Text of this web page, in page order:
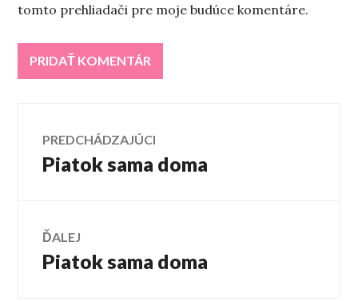
tomto prehliadači pre moje budúce komentáre.
Navigácia
článku
PREDCHÁDZAJÚCI
Predchádzajúci
Piatok sama doma
ĎALEJ
Ďalší
Piatok sama doma